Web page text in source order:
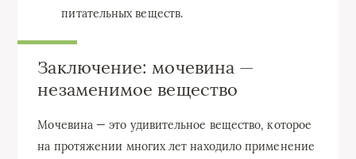
питательных веществ.
Заключение: мочевина —
незаменимое вещество
Мочевина — это удивительное вещество, которое
на протяжении многих лет находило применение